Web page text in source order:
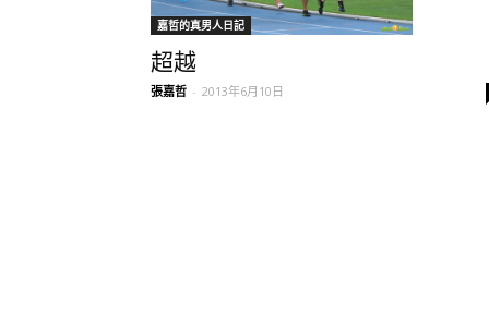
嘉哲的真男人日記
超越
張嘉哲 - 2013年6月10日